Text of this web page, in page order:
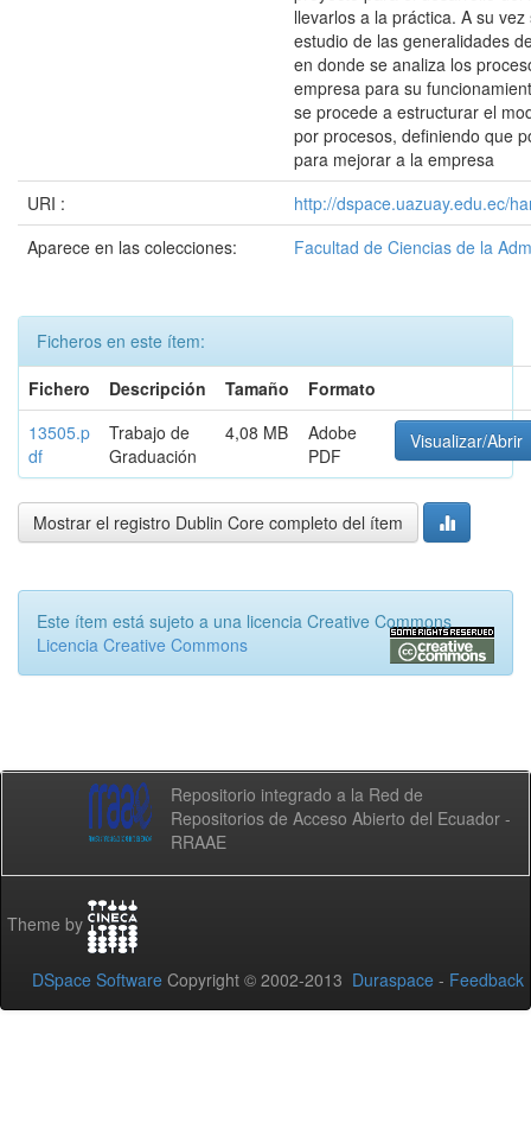
llevarlos a la práctica. A su
estudio de las generalidades
en donde se analiza los
empresa para su
se procede a estructurar el
por procesos, definiendo que
para mejorar a la empresa
URI :
http://dspace.uazuay.edu.ec/
Aparece en las colecciones:
Facultad de Ciencias de la
Ficheros en este ítem:
Fichero
Descripción Tamaño
Formato
13505.p
df
Trabajo de
Graduación
4,08 MB
Adobe
PDF
Visualizar/Abrir
Mostrar el registro Dublin Core completo del ítem
Este ítem está sujeto a una licencia Creative Commons
Licencia Creative Commons
Repositorio integrado a la Red de
Repositorios de Acceso Abierto del Ecuador -
RRAAE
Theme by
DSpace Software Copyright © 2002-2013 Duraspace - Feedback